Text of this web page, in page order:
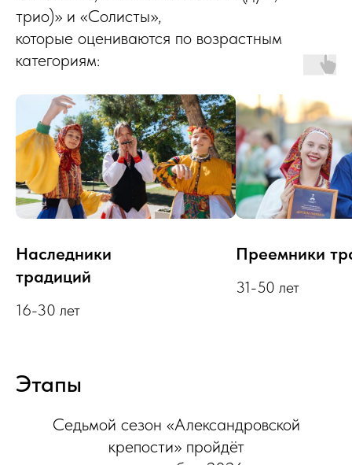
трио)» и «Солисты»,
которые оцениваются по возрастным
категориям:
Наследники
традиций
16-30 лет
Преемники
31-50 лет
Этапы
Седьмой сезон «Александровской
крепости» пройдёт